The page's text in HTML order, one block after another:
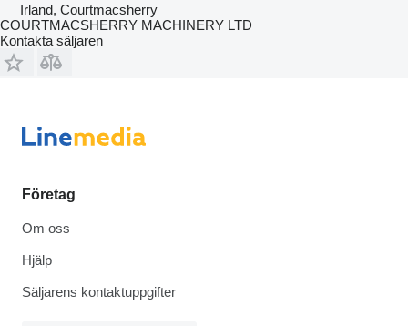
Irland, Courtmacsherry
COURTMACSHERRY MACHINERY LTD
Kontakta säljaren
Företag
Om oss
Hjälp
Säljarens kontaktuppgifter